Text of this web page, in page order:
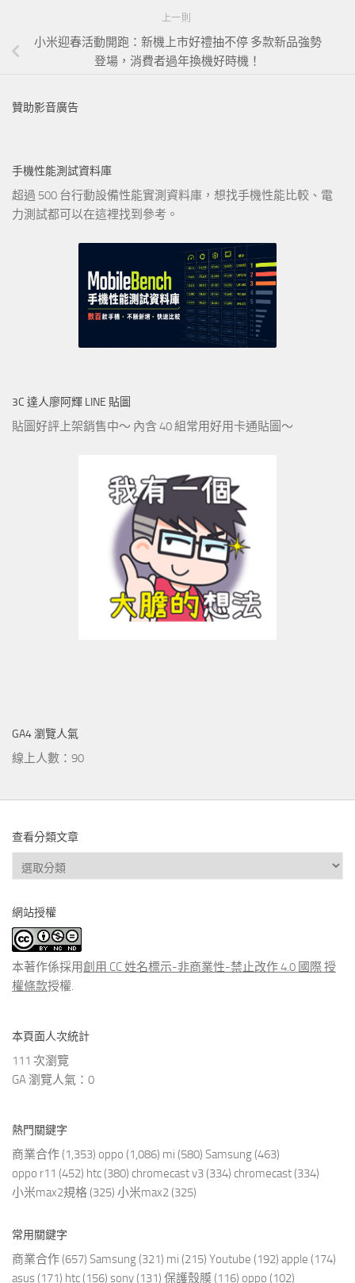
上一則
小米迎春活動開跑：新機上市好禮抽不停 多款新品強勢
登場，消費者過年換機好時機！
贊助影音廣告
手機性能測試資料庫
超過 500 台行動設備性能實測資料庫，想找手機性能比較、電
力測試都可以在這裡找到參考。
3C 達人廖阿輝 LINE 貼圖
貼圖好評上架銷售中～ 內含 40 組常用好用卡通貼圖～
GA4 瀏覽人氣
線上人數：90
查看分類文章
查
看
類
文
章
網站授權
本著作係採用創用 CC 姓名標示-非商業性-禁止改作 4.0 國際 授
權條款授權.
本頁面人次統計
111 次瀏覽
GA 瀏覽人氣：0
熱門關鍵字
商業合作 (1,353) oppo (1,086) mi (580) Samsung (463)
oppo r11 (452) htc (380) chromecast v3 (334) chromecast (334)
小米max2規格 (325) 小米max2 (325)
常用關鍵字
商業合作 (657) Samsung (321) mi (215) Youtube (192) apple (174)
asus (171) htc (156) sony (131) 保護殼膜 (116) oppo (102)